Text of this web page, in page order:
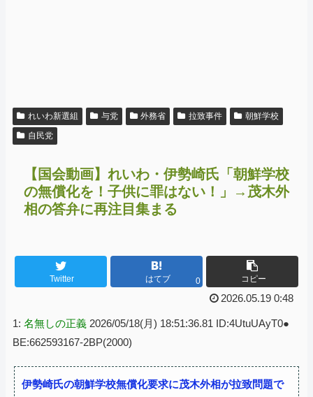
れいわ新選組 与党 外務省 拉致事件
朝鮮学校
自民党
【国会動画】れいわ・伊勢崎氏「朝鮮学校
の無償化を！子供に罪はない！」→茂木外
相の答弁に再注目集まる
Twitter はてブ 0 コピー
2026.05.19 0:48
1: 名無しの正義 2026/05/18(月) 18:51:36.81 ID:4UtuUAyT0●
BE:662593167-2BP(2000)
伊勢崎氏の朝鮮学校無償化要求に茂木外相が拉致問題で